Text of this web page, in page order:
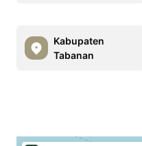
Kabupaten
Tabanan